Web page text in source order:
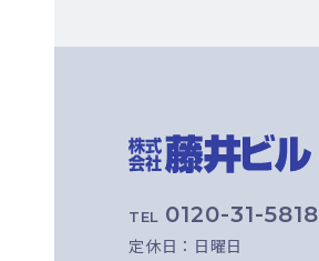
TEL 0120-31-5818
定休日：日曜日